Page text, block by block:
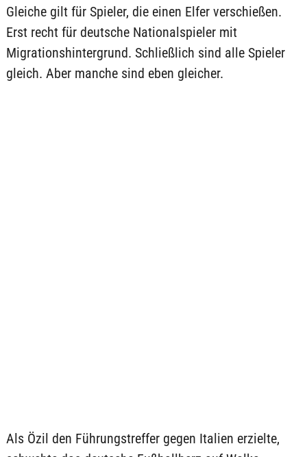
Gleiche gilt für Spieler, die einen Elfer verschießen.
Erst recht für deutsche Nationalspieler mit
Migrationshintergrund. Schließlich sind alle Spieler
gleich. Aber manche sind eben gleicher.
Als Özil den Führungstreffer gegen Italien erzielte,